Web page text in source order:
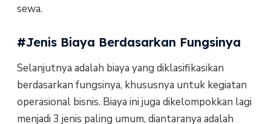
sewa.
#Jenis Biaya Berdasarkan Fungsinya
Selanjutnya adalah biaya yang diklasifikasikan
berdasarkan fungsinya, khususnya untuk kegiatan
operasional bisnis. Biaya ini juga dikelompokkan lagi
menjadi 3 jenis paling umum, diantaranya adalah